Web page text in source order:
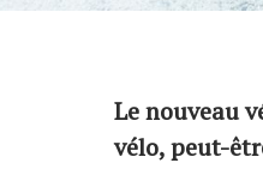
Le nouveau
vélo, peut-